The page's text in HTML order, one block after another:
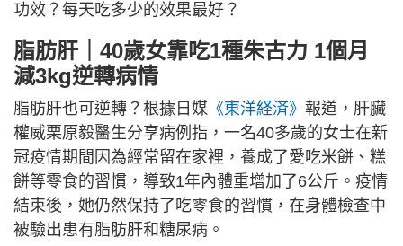
功效？每天吃多少的效果最好？
脂肪肝｜40歲女靠吃1種朱古力 1個月
減3kg逆轉病情
脂肪肝也可逆轉？根據日媒 《東洋経済》 報道，肝臟
權威栗原毅醫生分享病例指，一名40多歲的女士在新
冠疫情期間因為經常留在家裡，養成了愛吃米餅、糕
餅等零食的習慣，導致1年內體重增加了6公斤。疫情
結束後，她仍然保持了吃零食的習慣，在身體檢查中
被驗出患有脂肪肝和糖尿病。